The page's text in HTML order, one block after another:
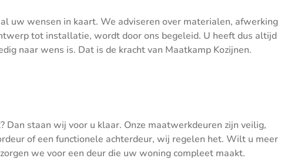
uw wensen in kaart. We adviseren over materialen, afwerking
tot installatie, wordt door ons begeleid. U heeft dus altijd
naar wens is. Dat is de kracht van Maatkamp Kozijnen.
staan wij voor u klaar. Onze maatwerkdeuren zijn veilig,
of een functionele achterdeur, wij regelen het. Wilt u meer
we voor een deur die uw woning compleet maakt.